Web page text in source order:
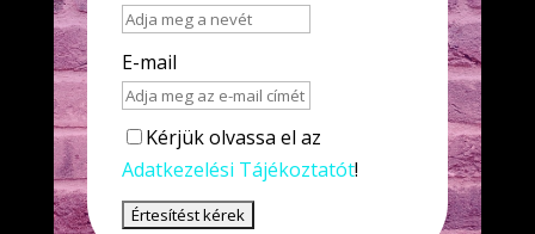
E-mail
Kérjük olvassa el az
Adatkezelési Tájékoztatót!